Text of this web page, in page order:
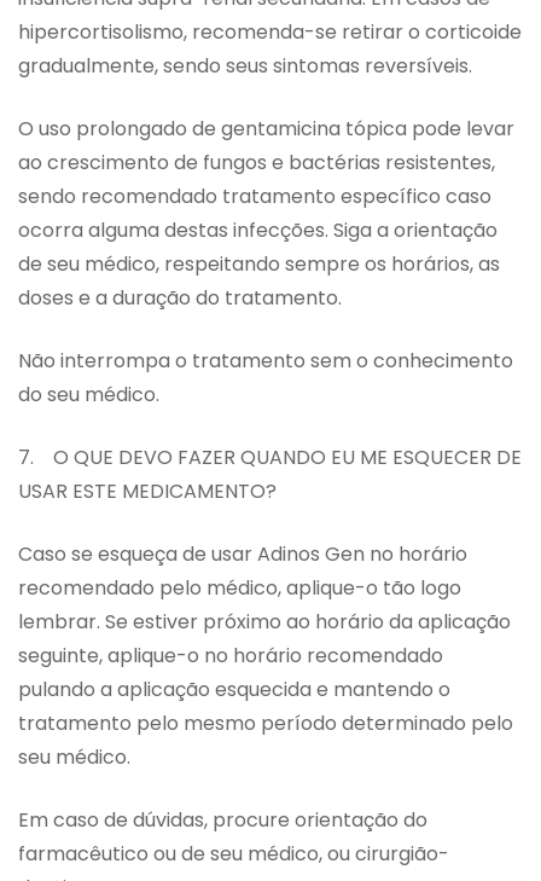
hipercortisolismo, recomenda-se retirar o corticoide
gradualmente, sendo seus sintomas reversíveis.
O uso prolongado de gentamicina tópica pode levar
ao crescimento de fungos e bactérias resistentes,
sendo recomendado tratamento específico caso
ocorra alguma destas infecções. Siga a orientação
de seu médico, respeitando sempre os horários, as
doses e a duração do tratamento.
Não interrompa o tratamento sem o conhecimento
do seu médico.
7. O QUE DEVO FAZER QUANDO EU ME ESQUECER DE
USAR ESTE MEDICAMENTO?
Caso se esqueça de usar Adinos Gen no horário
recomendado pelo médico, aplique-o tão logo
lembrar. Se estiver próximo ao horário da aplicação
seguinte, aplique-o no horário recomendado
pulando a aplicação esquecida e mantendo o
tratamento pelo mesmo período determinado pelo
seu médico.
Em caso de dúvidas, procure orientação do
farmacêutico ou de seu médico, ou cirurgião-